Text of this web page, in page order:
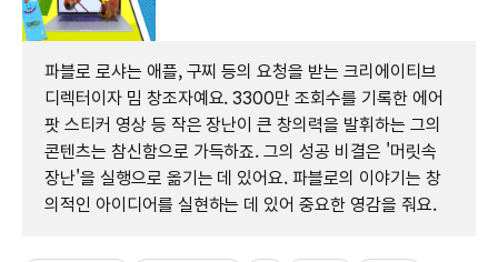
파블로 로샤는 애플, 구찌 등의 요청을 받는 크리에이티브
디렉터이자 밈 창조자예요. 3300만 조회수를 기록한 에어
팟 스티커 영상 등 작은 장난이 큰 창의력을 발휘하는 그의
콘텐츠는 참신함으로 가득하죠. 그의 성공 비결은 '머릿속
장난'을 실행으로 옮기는 데 있어요. 파블로의 이야기는 창
의적인 아이디어를 실현하는 데 있어 중요한 영감을 줘요.